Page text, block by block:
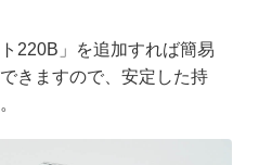
220B」を追加すれば簡易
きますので、安定した持